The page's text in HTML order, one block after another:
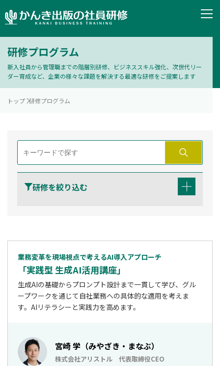
研修プログラム
新入社員から管理職までの階層別研修、ビジネススキル強化、次世代リー
ダー育成など、企業の様々な課題を解決する最適な研修をご提案します
トップ 研修プログラム
研修を絞り込む
業務変革を現場視点で考えるAI導入アプローチ
「実践型 生成AI活用講座」
生成AIの基礎からプロンプト設計まで一貫して学び、グル
ープワークを通じて自社業務への具体的な適用を考えま
す。AIリテラシーと実践力を高めます。
宮崎 学（みやざき・まなぶ）
株式会社アリストル 代表取締役CEO